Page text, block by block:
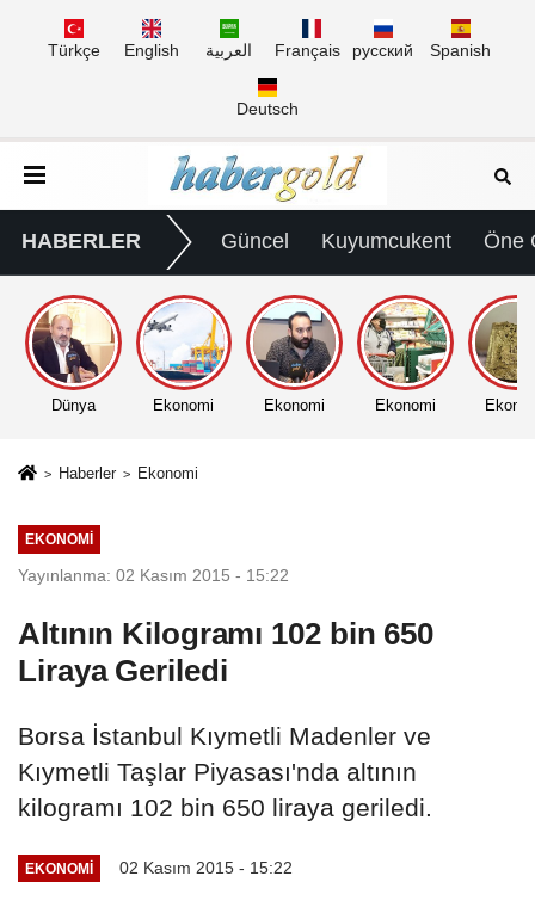
Türkçe English العربية Français русский Spanish
Deutsch
HABERLER Güncel Kuyumcukent Öne
Dünya Ekonomi Ekonomi Ekonomi
Haberler Ekonomi
EKONOMI
Yayınlanma: 02 Kasım 2015 - 15:22
Altının Kilogramı 102 bin 650
Liraya Geriledi
Borsa İstanbul Kıymetli Madenler ve
Kıymetli Taşlar Piyasası'nda altının
kilogramı 102 bin 650 liraya geriledi.
EKONOMI 02 Kasım 2015 - 15:22